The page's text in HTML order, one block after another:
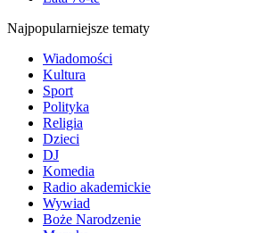
Najpopularniejsze tematy
Wiadomości
Kultura
Sport
Polityka
Religia
Dzieci
DJ
Komedia
Radio akademickie
Wywiad
Boże Narodzenie